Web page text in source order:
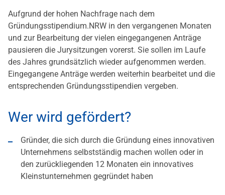
Aufgrund der hohen Nachfrage nach dem
Gründungsstipendium.NRW in den vergangenen Monaten
und zur Bearbeitung der vielen eingegangenen Anträge
pausieren die Jurysitzungen vorerst. Sie sollen im Laufe
des Jahres grundsätzlich wieder aufgenommen werden.
Eingegangene Anträge werden weiterhin bearbeitet und die
entsprechenden Gründungsstipendien vergeben.
Wer wird gefördert?
Gründer, die sich durch die Gründung eines innovativen
Unternehmens selbstständig machen wollen oder in
den zurückliegenden 12 Monaten ein innovatives
Kleinstunternehmen gegründet haben